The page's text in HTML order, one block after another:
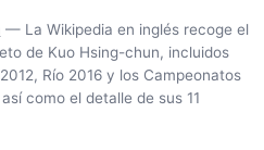
— La Wikipedia en inglés recoge el
de Kuo Hsing-chun, incluidos
Río 2016 y los Campeonatos
como el detalle de sus 11